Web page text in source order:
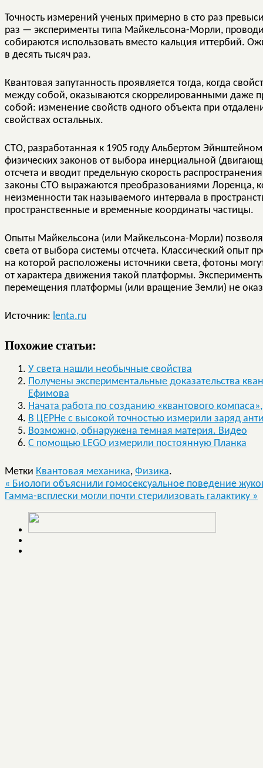
Точность измерений ученых примерно в сто раз
раз — эксперименты типа Майкельсона-Морли,
собираются использовать вместо кальция иттербий.
в десять тысяч раз.
Квантовая запутанность проявляется тогда, когда
между собой, оказываются скоррелированными даже
собой: изменение свойств одного объекта при
свойствах остальных.
СТО, разработанная к 1905 году Альбертом
физических законов от выбора инерциальной
отсчета и вводит предельную скорость
законы СТО выражаются преобразованиями Лоренца,
неизменности так называемого интервала в
пространственные и временные координаты частицы.
Опыты Майкельсона (или Майкельсона-Морли)
света от выбора системы отсчета. Классический опыт
на которой расположены источники света, фотоны
от характера движения такой платформы.
перемещения платформы (или вращение Земли) не
Источник: lenta.ru
Похожие статьи:
У света нашли необычные свойства
Получены экспериментальные доказательства
Ефимова
Начата работа по созданию «квантового
В ЦЕРНе с высокой точностью измерили заряд
Возможно, обнаружена темная материя. Видео
C помощью LEGO измерили постоянную Планка
Метки Квантовая механика, Физика.
« Биологи объяснили гомосексуальное поведение
Гамма-всплески могли почти стерилизовать галактику »